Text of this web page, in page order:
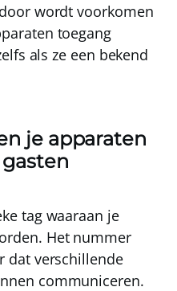
wordt voorkomen
toegang
als ze een bekend
je apparaten
tag waaraan je
Het nummer
dat verschillende
communiceren.